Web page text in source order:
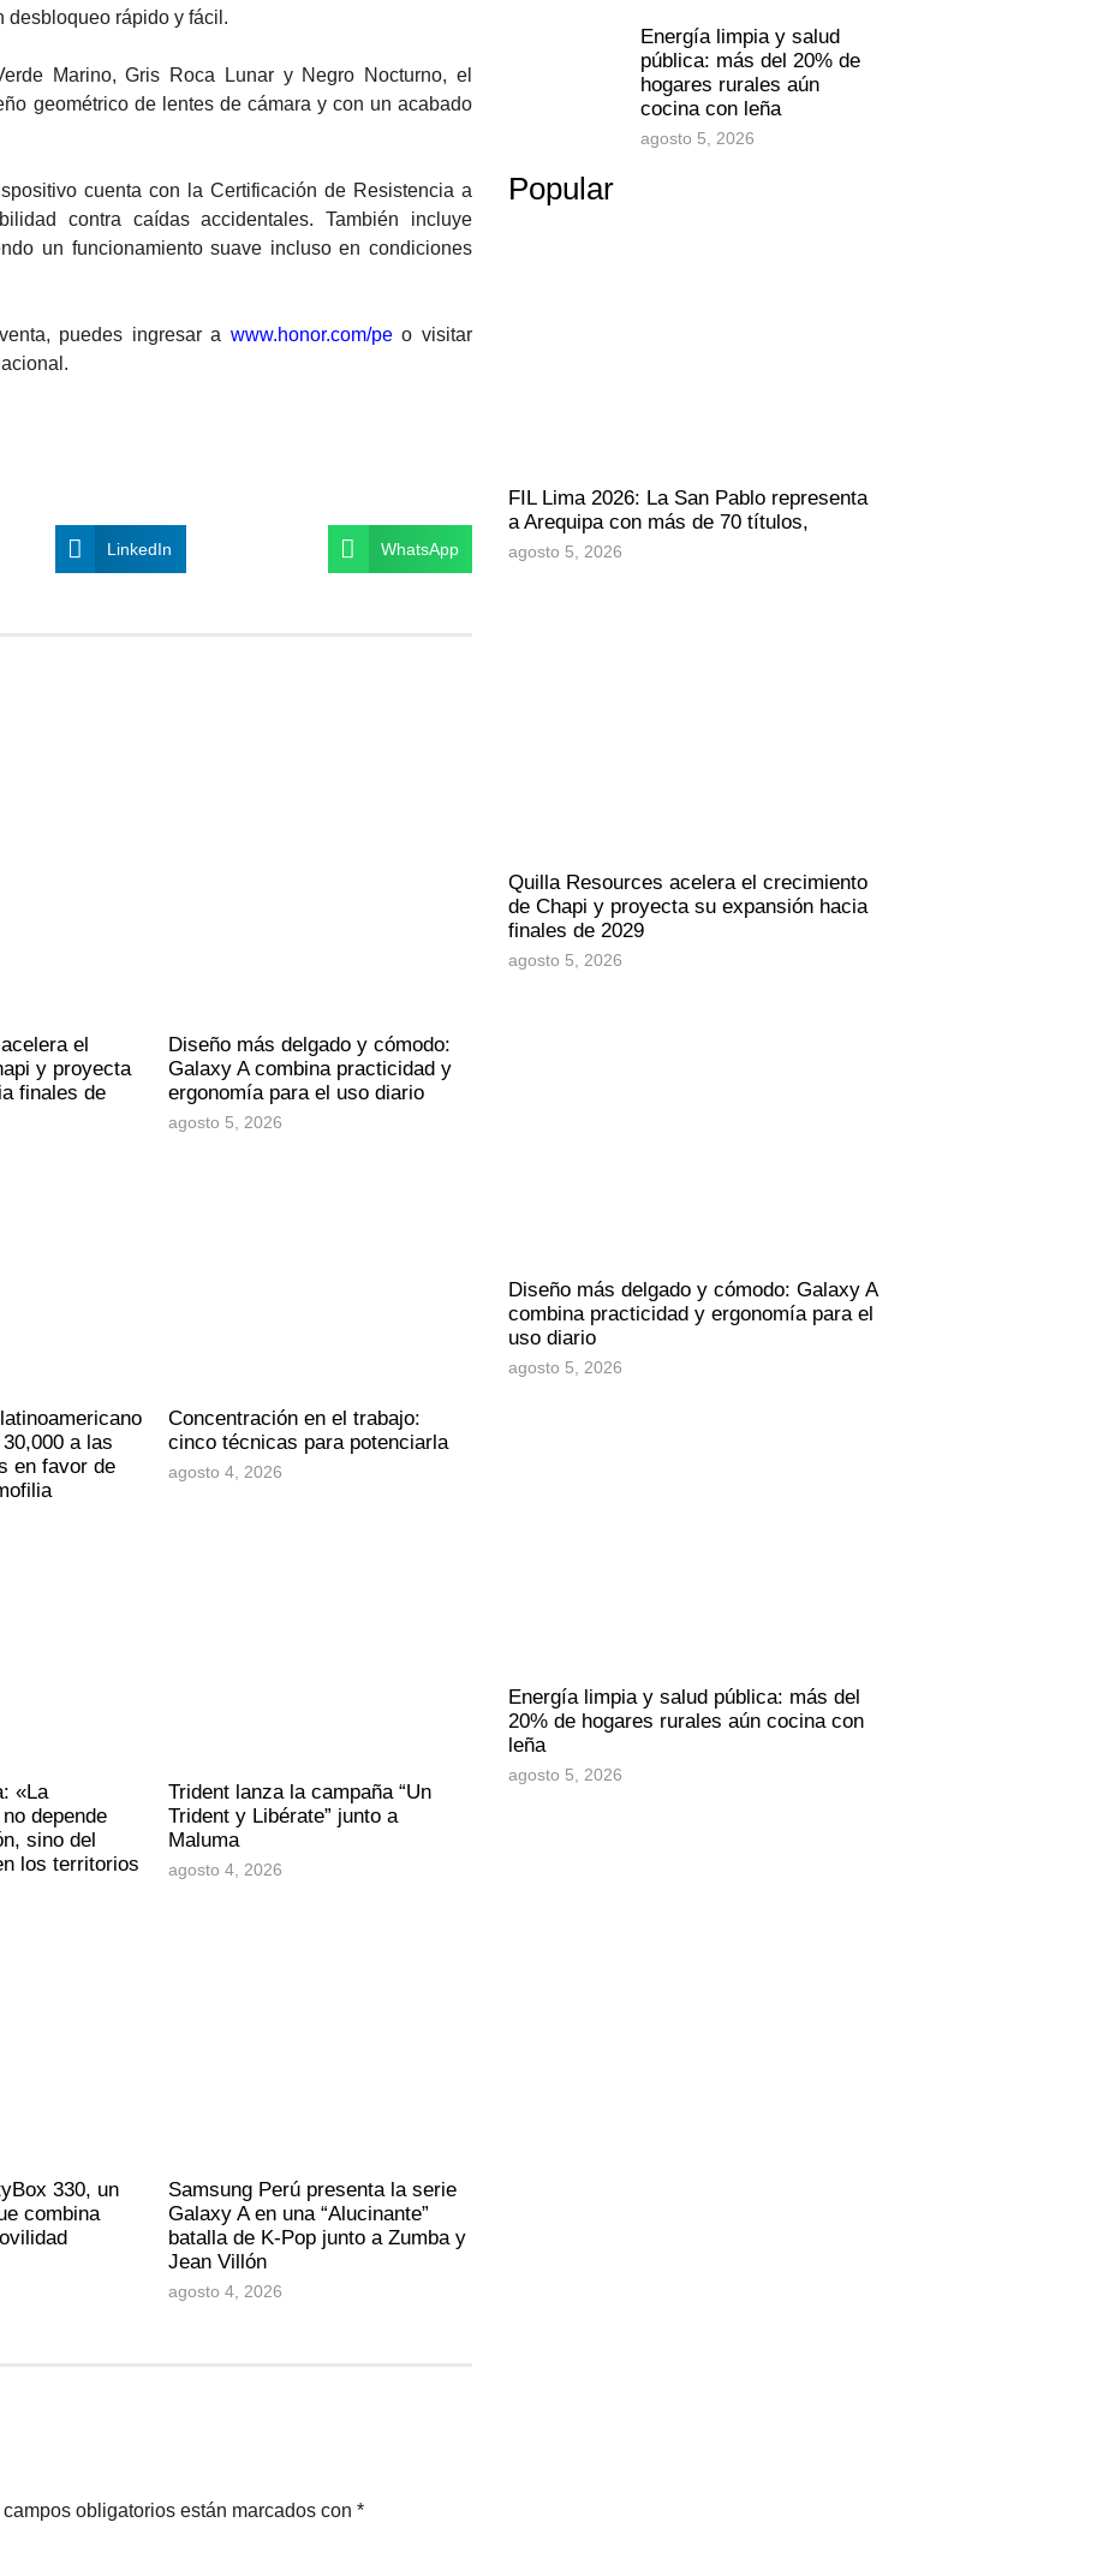
desbloqueo rápido y fácil.
Marino, Gris Roca Lunar y Negro Nocturno, el
geométrico de lentes de cámara y con un acabado
cuenta con la Certificación de Resistencia a
contra caídas accidentales. También incluye
un funcionamiento suave incluso en condiciones
puedes ingresar a www.honor.com/peo visitar
LinkedIn WhatsApp
el
y proyecta
finales de
Diseño más delgado y cómodo:
Galaxy A combina practicidad y
ergonomía para el uso diario
agosto 5, 2026
a las
en favor de
Concentración en el trabajo:
cinco técnicas para potenciarla
agosto 4, 2026
«La
depende
sino del
los territorios
Trident lanza la campaña “Un
Trident y Libérate” junto a
Maluma
agosto 4, 2026
330, un
combina
Samsung Perú presenta la serie
Galaxy A en una “Alucinante”
batalla de K-Pop junto a Zumba y
Jean Villón
agosto 4, 2026
campos obligatorios están marcados con *
Energía limpia y salud
pública: más del 20% de
hogares rurales aún
cocina con leña
agosto 5, 2026
Popular
FIL Lima 2026: La San Pablo representa
a Arequipa con más de 70 títulos,
agosto 5, 2026
Quilla Resources acelera el crecimiento
de Chapi y proyecta su expansión hacia
finales de 2029
agosto 5, 2026
Diseño más delgado y cómodo: Galaxy A
combina practicidad y ergonomía para el
uso diario
agosto 5, 2026
Energía limpia y salud pública: más del
20% de hogares rurales aún cocina con
leña
agosto 5, 2026